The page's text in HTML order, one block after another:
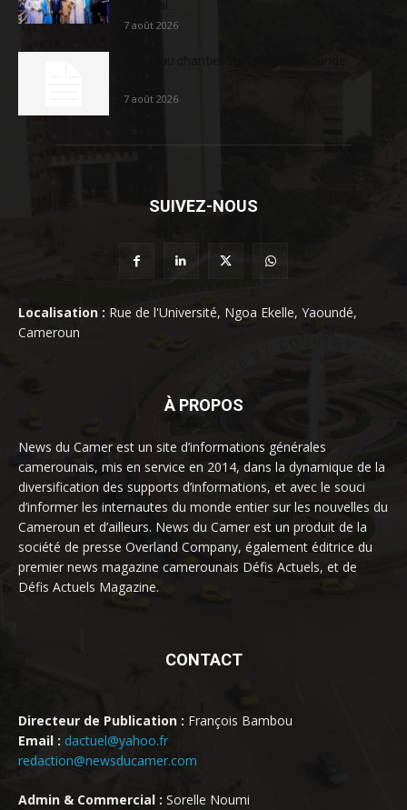
7 août 2026
7 août 2026
SUIVEZ-NOUS
Localisation : Rue de l'Université, Ngoa Ekelle, Yaoundé,
Cameroun
À PROPOS
News du Camer est un site d’informations générales
camerounais, mis en service en 2014, dans la dynamique de la
diversification des supports d’informations, et avec le souci
d’informer les internautes du monde entier sur les nouvelles du
Cameroun et d’ailleurs. News du Camer est un produit de la
société de presse Overland Company, également éditrice du
premier news magazine camerounais Défis Actuels, et de
Défis Actuels Magazine.
CONTACT
Directeur de Publication : François Bambou
Email : dactuel@yahoo.fr
redaction@newsducamer.com
Admin & Commercial : Sorelle Noumi